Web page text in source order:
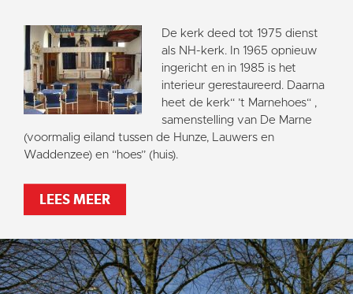
De kerk deed tot 1975 dienst
als NH-kerk. In 1965 opnieuw
ingericht en in 1985 is het
interieur gerestaureerd. Daarna
heet de kerk“ ’t Marnehoes“ ,
samenstelling van De Marne
(voormalig eiland tussen de Hunze, Lauwers en
Waddenzee) en “hoes” (huis).
LEES MEER